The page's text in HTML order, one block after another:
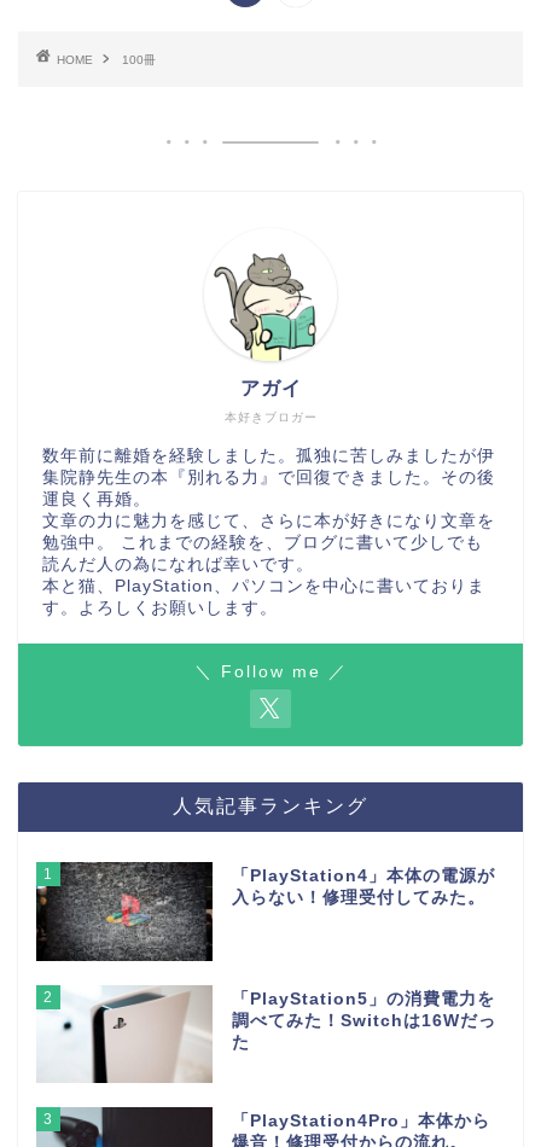
HOME 100冊
本好きブロガー
アガイ
数年前に離婚を経験しました。孤独に苦しみましたが伊
集院静先生の本『別れる力』で回復できました。その後
運良く再婚。
文章の力に魅力を感じて、さらに本が好きになり文章を
勉強中。 これまでの経験を、ブログに書いて少しでも
読んだ人の為になれば幸いです。
本と猫、PlayStation、パソコンを中心に書いておりま
す。よろしくお願いします。
＼ Follow me ／
人気記事ランキング
1
「PlayStation4」本体の電源が
入らない！修理受付してみた。
2
「PlayStation5」の消費電力を
調べてみた！Switchは16Wだっ
た
3
「PlayStation4Pro」本体から
爆音！修理受付からの流れ。